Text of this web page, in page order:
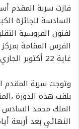
فازت سربة المقدم
السادسة للجائزة
الفرس المقامة
غاية 22 أكتوبر الجاري.
وتوجت سربة
بلقب هذه الدورة
الملك محمد السادس
النهائي بعد أربعة